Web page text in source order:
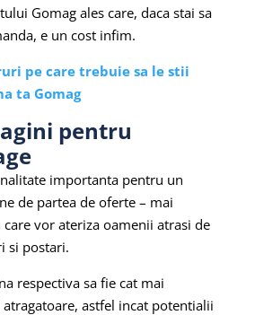
Gomag ales care, daca stai sa
e un cost infim.
pe care trebuie sa le stii
ta Gomag
pentru
importanta pentru un
de partea de oferte – mai
vor ateriza oamenii atrasi de
si postari.
respectiva sa fie cat mai
astfel incat potentialii